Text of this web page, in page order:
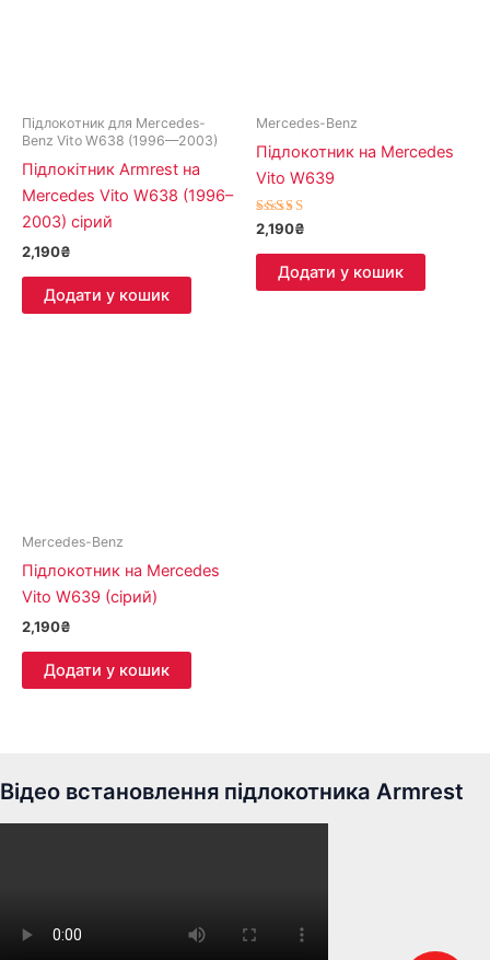
Підлокотник для Mercedes-
Benz Vito W638 (1996—2003)
Підлокітник Armrest на
Mercedes Vito W638 (1996–
2003) сірий
2,190₴
Додати у кошик
Mercedes-Benz
Підлокотник на Mercedes
Vito W639
Оцінено в
5.00
з 5
2,190₴
Додати у кошик
Mercedes-Benz
Підлокотник на Mercedes
Vito W639 (сірий)
2,190₴
Додати у кошик
Відео встановлення підлокотника Armrest